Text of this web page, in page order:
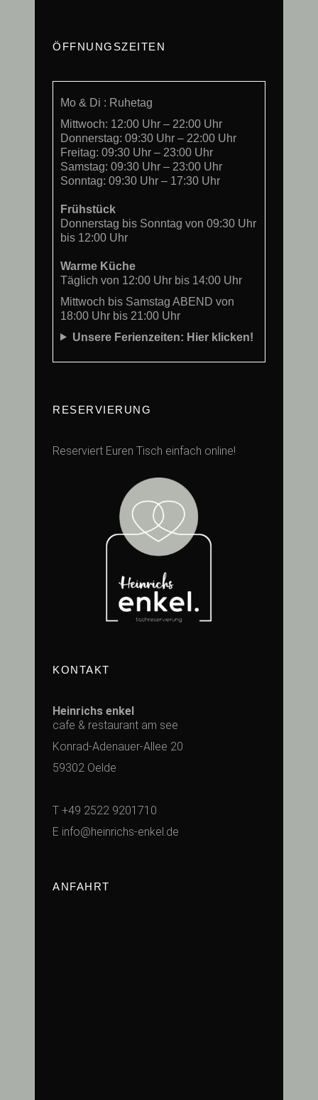
ÖFFNUNGSZEITEN
Mo & Di : Ruhetag
Mittwoch: 12:00 Uhr – 22:00 Uhr
Donnerstag: 09:30 Uhr – 22:00 Uhr
Freitag: 09:30 Uhr – 23:00 Uhr
Samstag: 09:30 Uhr – 23:00 Uhr
Sonntag: 09:30 Uhr – 17:30 Uhr
Frühstück
Donnerstag bis Sonntag von 09:30 Uhr
bis 12:00 Uhr
Warme Küche
Täglich von 12:00 Uhr bis 14:00 Uhr
Mittwoch bis Samstag ABEND von
18:00 Uhr bis 21:00 Uhr
Unsere Ferienzeiten: Hier klicken!
RESERVIERUNG
Reserviert Euren Tisch einfach online!
KONTAKT
Heinrichs enkel
cafe & restaurant am see
Konrad-Adenauer-Allee 20
59302 Oelde
T +49 2522 9201710
E info@heinrichs-enkel.de
ANFAHRT